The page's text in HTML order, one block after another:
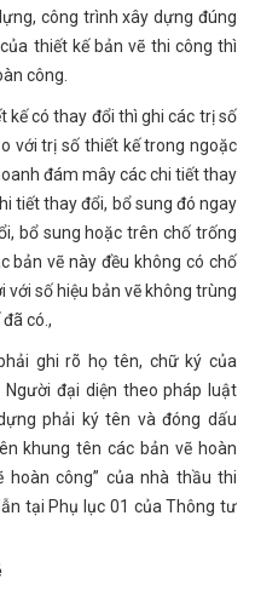
công trình xây dựng đúng
thiết kế bản vẽ thi công thì
công.
kế có thay đổi thì ghi các trị số
với trị số thiết kế trong ngoặc
đám mây các chi tiết thay
tiết thay đổi, bổ sung đó ngay
bổ sung hoặc trên chố trống
bản vẽ này đều không có chố
với số hiệu bản vẽ không trùng
có.,
ghi rõ họ tên, chữ ký của
đại diện theo pháp luật
phải ký tên và đóng dấu
khung tên các bản vẽ hoàn
hoàn công” của nhà thầu thi
tại Phụ lục 01 của Thông tư